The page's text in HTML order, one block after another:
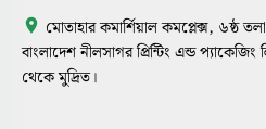
মোতাহার কমার্শিয়াল কমপ্লেক্স, ৬ষ্ঠ
বাংলাদেশ নীলসাগর প্রিন্টিং এন্ড
থেকে মুদ্রিত।